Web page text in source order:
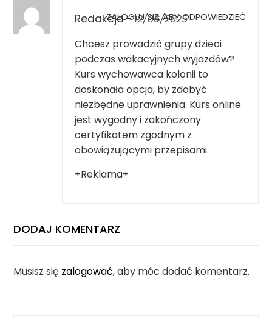
Redakcja-12/06/2025
ZALOGUJ SIĘ, ABY ODPOWIEDZIEĆ
Chcesz prowadzić grupy dzieci
podczas wakacyjnych wyjazdów?
Kurs wychowawca kolonii to
doskonała opcja, by zdobyć
niezbędne uprawnienia. Kurs online
jest wygodny i zakończony
certyfikatem zgodnym z
obowiązującymi przepisami.
+Reklama+
DODAJ KOMENTARZ
Musisz się zalogować, aby móc dodać komentarz.